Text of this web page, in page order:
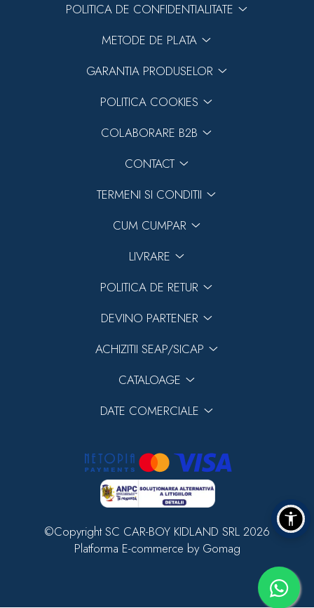
POLITICA DE CONFIDENTIALITATE
METODE DE PLATA
GARANTIA PRODUSELOR
POLITICA COOKIES
COLABORARE B2B
CONTACT
TERMENI SI CONDITII
CUM CUMPAR
LIVRARE
POLITICA DE RETUR
DEVINO PARTENER
ACHIZITII SEAP/SICAP
CATALOAGE
DATE COMERCIALE
©Copyright SC CAR-BOY KIDLAND SRL 2026
Platforma E-commerce by Gomag